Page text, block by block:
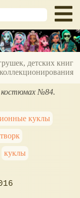
детских книг
костюмах №84.
куклы
куклы